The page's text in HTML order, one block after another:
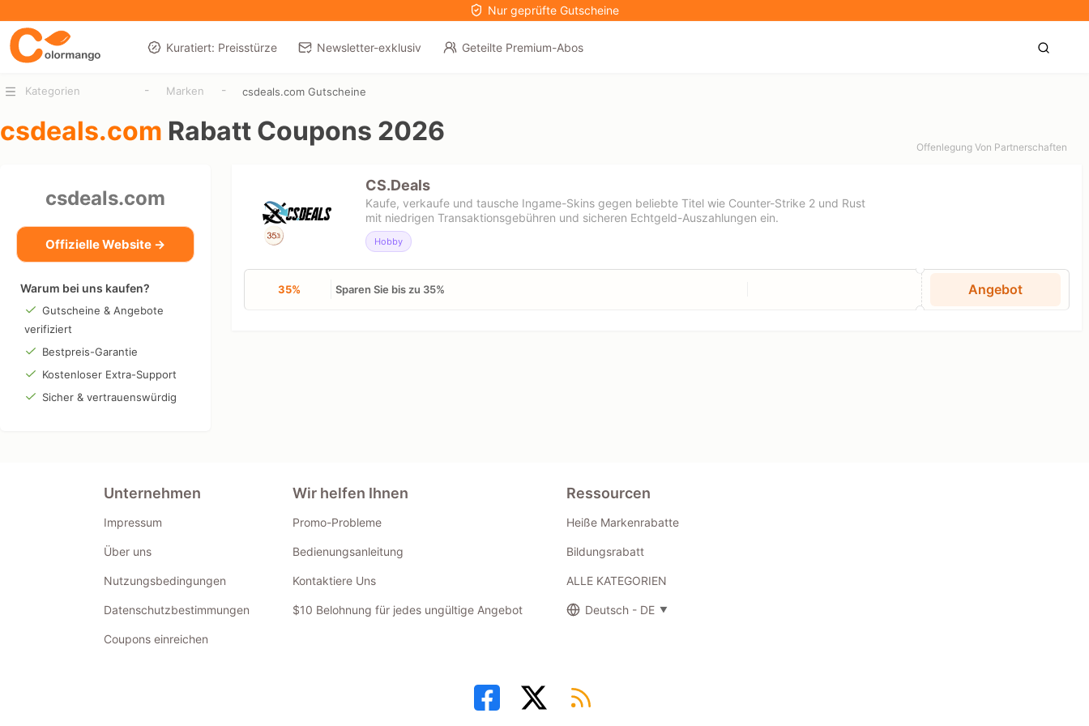
Nur geprüfte Gutscheine
Kuratiert: Preisstürze Newsletter-exklusiv Geteilte Premium-Abos
Kategorien - Marken - csdeals.com Gutscheine
csdeals.com Rabatt Coupons 2026
Offenlegung Von Partnerschaften
csdeals.com
Offizielle Website →
Warum bei uns kaufen?
Gutscheine & Angebote
verifiziert
Bestpreis-Garantie
Kostenloser Extra-Support
Sicher & vertrauenswürdig
CS.Deals
Kaufe, verkaufe und tausche Ingame-Skins gegen beliebte Titel wie Counter-Strike 2 und Rust
mit niedrigen Transaktionsgebühren und sicheren Echtgeld-Auszahlungen ein.
Hobby
35% Sparen Sie bis zu 35% Angebot
Unternehmen
Impressum
Über uns
Nutzungsbedingungen
Datenschutzbestimmungen
Coupons einreichen
Wir helfen Ihnen
Promo-Probleme
Bedienungsanleitung
Kontaktiere Uns
$10 Belohnung für jedes ungültige Angebot
Ressourcen
Heiße Markenrabatte
Bildungsrabatt
ALLE KATEGORIEN
Deutsch - DE